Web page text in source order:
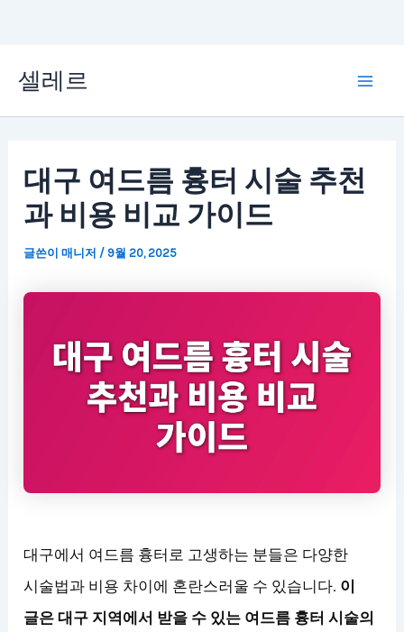
츠
셀레르
대구 여드름 흉터 시술 추천
과 비용 비교 가이드
글쓴이매니저 / 9월 20, 2025
대구에서 여드름 흉터로 고생하는 분들은 다양한
시술법과 비용 차이에 혼란스러울 수 있습니다. 이
글은 대구 지역에서 받을 수 있는 여드름 흉터 시술의